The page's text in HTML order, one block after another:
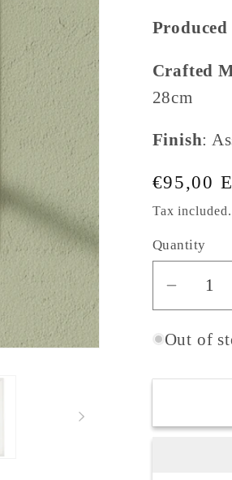
g
o
n
Produced
Crafted
28cm
Finish:
Regular
price
€95,00
Tax included.
Quantity
for
Card
Out of